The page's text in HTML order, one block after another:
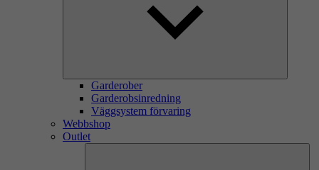
Garderober
Garderobsinredning
Väggsystem förvaring
Webbshop
Outlet